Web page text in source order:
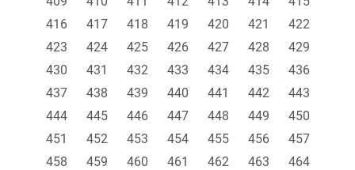
416
417 418 419 420 421
422
423
424 425 426 427 428
429
430
431 432 433 434 435
436
437
438 439 440 441 442
443
444
445 446 447 448 449
450
451
452 453 454 455 456
457
458
459 460 461 462 463
464